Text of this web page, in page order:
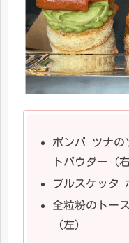
ボンバ ツナの
トパウダー（右
ブルスケッタ
全粒粉のトー
（左）